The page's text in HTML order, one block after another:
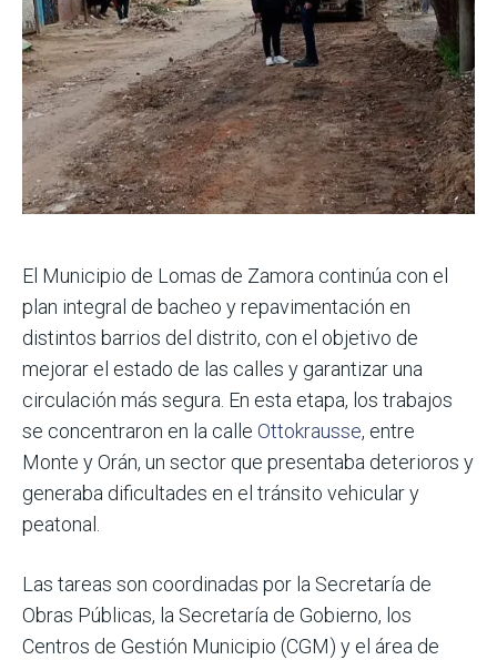
El Municipio de Lomas de Zamora continúa con el
plan integral de bacheo y repavimentación en
distintos barrios del distrito, con el objetivo de
mejorar el estado de las calles y garantizar una
circulación más segura. En esta etapa, los trabajos
se concentraron en la calle Ottokrausse, entre
Monte y Orán, un sector que presentaba deterioros y
generaba dificultades en el tránsito vehicular y
peatonal.
Las tareas son coordinadas por la Secretaría de
Obras Públicas, la Secretaría de Gobierno, los
Centros de Gestión Municipio (CGM) y el área de